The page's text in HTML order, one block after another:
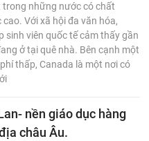
trong những nước có chất
cao. Với xã hội đa văn hóa,
sinh viên quốc tế cảm thấy gần
ở tại quê nhà. Bên cạnh một
thấp, Canada là một nơi có
nền giáo dục hàng
châu Âu.